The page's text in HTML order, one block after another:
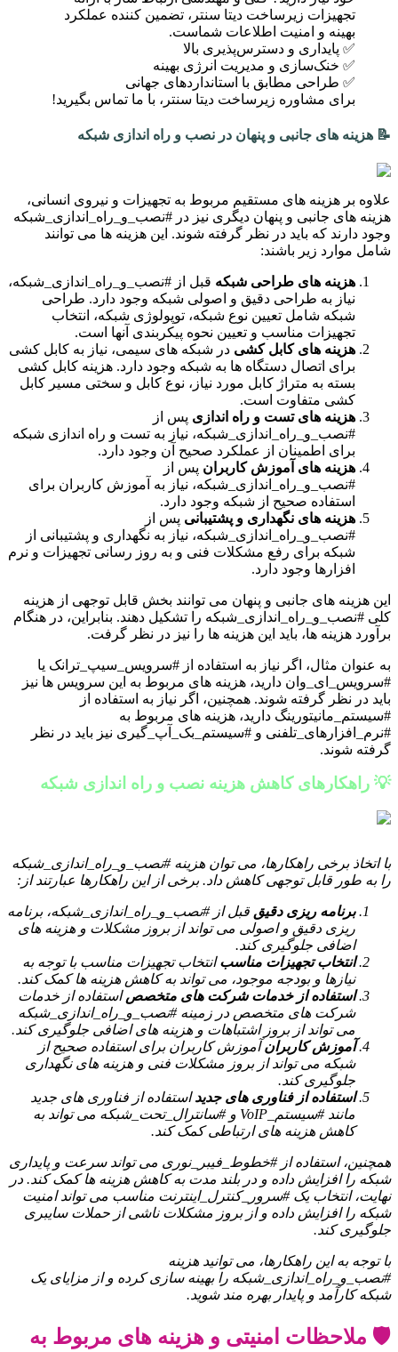
تجهیزات زیرساخت دیتا سنتر، تضمین کننده عملکرد
بهینه و امنیت اطلاعات شماست.
✅ پایداری و دسترس‌پذیری بالا
✅ خنک‌سازی و مدیریت انرژی بهینه
✅ طراحی مطابق با استانداردهای جهانی
برای مشاوره زیرساخت دیتا سنتر، با ما تماس بگیرید!
📝 هزینه های جانبی و پنهان در نصب و راه اندازی شبکه
علاوه بر هزینه های مستقیم مربوط به تجهیزات و نیروی انسانی،
هزینه های جانبی و پنهان دیگری نیز در #نصب_و_راه_اندازی_شبکه
وجود دارند که باید در نظر گرفته شوند. این هزینه ها می توانند
شامل موارد زیر باشند:
هزینه های طراحی شبکه قبل از #نصب_و_راه_اندازی_شبکه،
نیاز به طراحی دقیق و اصولی شبکه وجود دارد. طراحی
شبکه شامل تعیین نوع شبکه، توپولوژی شبکه، انتخاب
تجهیزات مناسب و تعیین نحوه پیکربندی آنها است.
هزینه های کابل کشی در شبکه های سیمی، نیاز به کابل کشی
برای اتصال دستگاه ها به شبکه وجود دارد. هزینه کابل کشی
بسته به متراژ کابل مورد نیاز، نوع کابل و سختی مسیر کابل
کشی متفاوت است.
هزینه های تست و راه اندازی پس از
#نصب_و_راه_اندازی_شبکه، نیاز به تست و راه اندازی شبکه
برای اطمینان از عملکرد صحیح آن وجود دارد.
هزینه های آموزش کاربران پس از
#نصب_و_راه_اندازی_شبکه، نیاز به آموزش کاربران برای
استفاده صحیح از شبکه وجود دارد.
هزینه های نگهداری و پشتیبانی پس از
#نصب_و_راه_اندازی_شبکه، نیاز به نگهداری و پشتیبانی از
شبکه برای رفع مشکلات فنی و به روز رسانی تجهیزات و نرم
افزارها وجود دارد.
این هزینه های جانبی و پنهان می توانند بخش قابل توجهی از هزینه
کلی #نصب_و_راه_اندازی_شبکه را تشکیل دهند. بنابراین، در هنگام
برآورد هزینه ها، باید این هزینه ها را نیز در نظر گرفت.
به عنوان مثال، اگر نیاز به استفاده از #سرویس_سیپ_ترانک یا
#سرویس_ای_وان دارید، هزینه های مربوط به این سرویس ها نیز
باید در نظر گرفته شوند. همچنین، اگر نیاز به استفاده از
#سیستم_مانیتورینگ دارید، هزینه های مربوط به
#نرم_افزارهای_تلفنی و #سیستم_بک_آپ_گیری نیز باید در نظر
گرفته شوند.
💡 راهکارهای کاهش هزینه نصب و راه اندازی شبکه
با اتخاذ برخی راهکارها، می توان هزینه #نصب_و_راه_اندازی_شبکه
را به طور قابل توجهی کاهش داد. برخی از این راهکارها عبارتند از:
برنامه ریزی دقیق قبل از #نصب_و_راه_اندازی_شبکه، برنامه
ریزی دقیق و اصولی می تواند از بروز مشکلات و هزینه های
اضافی جلوگیری کند.
انتخاب تجهیزات مناسبانتخاب تجهیزات مناسب با توجه به
نیازها و بودجه موجود، می تواند به کاهش هزینه ها کمک کند.
استفاده از خدمات شرکت های متخصصاستفاده از خدمات
شرکت های متخصص در زمینه #نصب_و_راه_اندازی_شبکه
می تواند از بروز اشتباهات و هزینه های اضافی جلوگیری کند.
آموزش کاربرانآموزش کاربران برای استفاده صحیح از
شبکه می تواند از بروز مشکلات فنی و هزینه های نگهداری
جلوگیری کند.
استفاده از فناوری های جدیداستفاده از فناوری های جدید
مانند #سیستم_VoIP و #سانترال_تحت_شبکه می تواند به
کاهش هزینه های ارتباطی کمک کند.
همچنین، استفاده از #خطوط_فیبر_نوری می تواند سرعت و پایداری
شبکه را افزایش داده و در بلند مدت به کاهش هزینه ها کمک کند. در
نهایت، انتخاب یک #سرور_کنترل_اینترنت مناسب می تواند امنیت
شبکه را افزایش داده و از بروز مشکلات ناشی از حملات سایبری
جلوگیری کند.
با توجه به این راهکارها، می توانید هزینه
#نصب_و_راه_اندازی_شبکه را بهینه سازی کرده و از مزایای یک
شبکه کارآمد و پایدار بهره مند شوید.
🛡️ ملاحظات امنیتی و هزینه های مربوط به